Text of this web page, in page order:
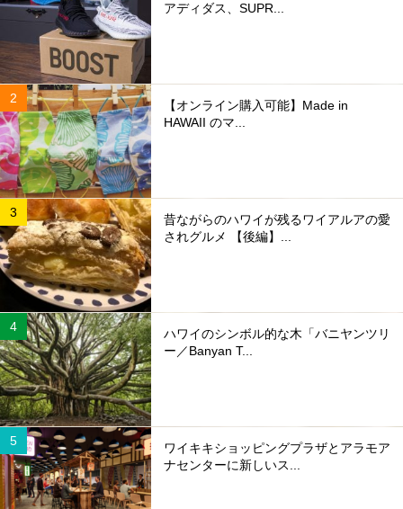
アディダス、SUPR...
【オンライン購入可能】Made in
HAWAII のマ...
昔ながらのハワイが残るワイアルアの愛
されグルメ 【後編】...
ハワイのシンボル的な木「バニヤンツリ
ー／Banyan T...
ワイキキショッピングプラザとアラモア
ナセンターに新しいス...